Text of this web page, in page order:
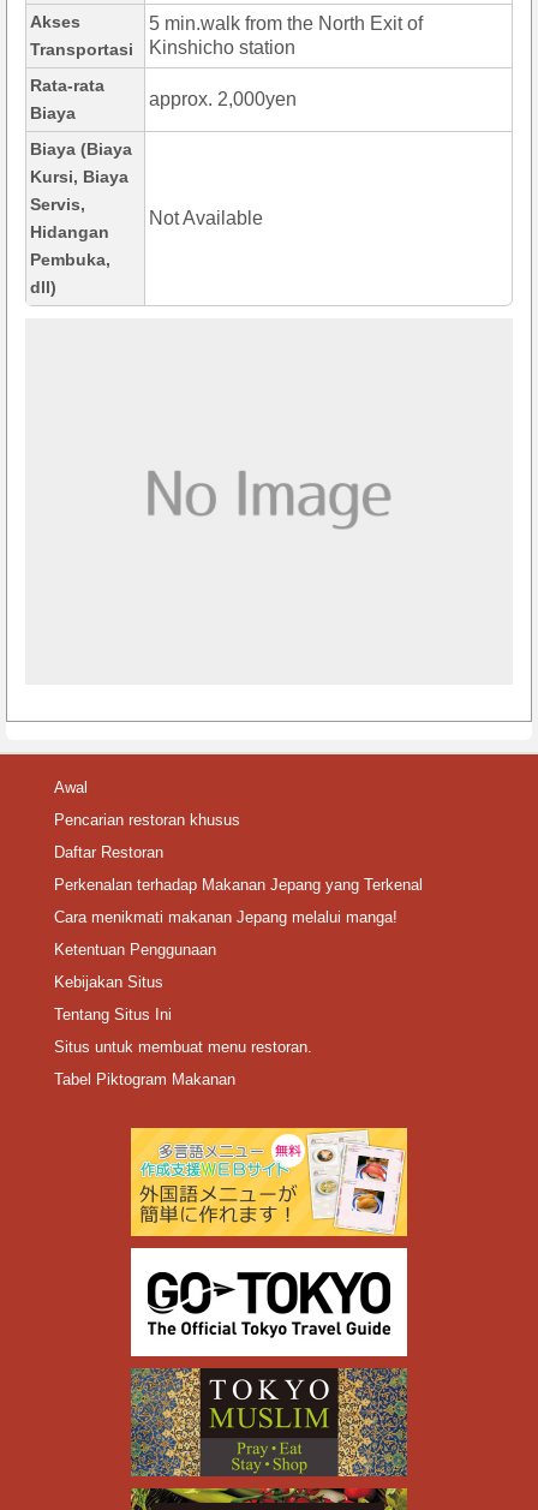
Akses
Transportasi
5 min.walk from the North Exit of
Kinshicho station
Rata-rata
Biaya
approx. 2,000yen
Biaya (Biaya
Kursi, Biaya
Servis,
Hidangan
Pembuka,
dll)
Not Available
Awal
Pencarian restoran khusus
Daftar Restoran
Perkenalan terhadap Makanan Jepang yang Terkenal
Cara menikmati makanan Jepang melalui manga!
Ketentuan Penggunaan
Kebijakan Situs
Tentang Situs Ini
Situs untuk membuat menu restoran.
Tabel Piktogram Makanan